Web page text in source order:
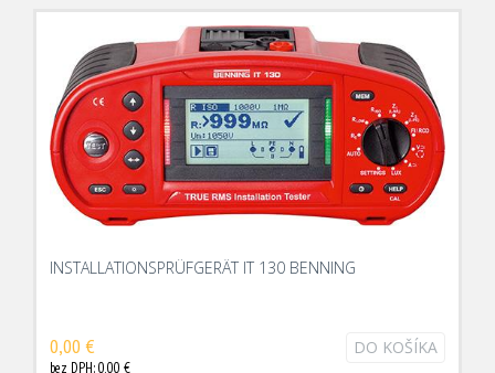
INSTALLATIONSPRÜFGERÄT IT 130 BENNING
0,00 €
bez DPH: 0,00 €
DO KOŠÍKA